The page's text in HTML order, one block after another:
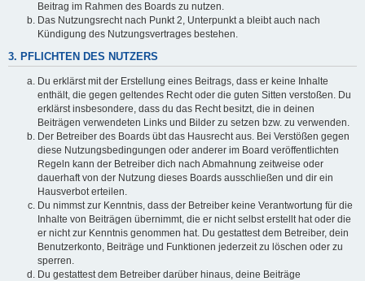
Beitrag im Rahmen des Boards zu nutzen.
Das Nutzungsrecht nach Punkt 2, Unterpunkt a bleibt auch nach
Kündigung des Nutzungsvertrages bestehen.
3. PFLICHTEN DES NUTZERS
Du erklärst mit der Erstellung eines Beitrags, dass er keine Inhalte
enthält, die gegen geltendes Recht oder die guten Sitten verstoßen. Du
erklärst insbesondere, dass du das Recht besitzt, die in deinen
Beiträgen verwendeten Links und Bilder zu setzen bzw. zu verwenden.
Der Betreiber des Boards übt das Hausrecht aus. Bei Verstößen gegen
diese Nutzungsbedingungen oder anderer im Board veröffentlichten
Regeln kann der Betreiber dich nach Abmahnung zeitweise oder
dauerhaft von der Nutzung dieses Boards ausschließen und dir ein
Hausverbot erteilen.
Du nimmst zur Kenntnis, dass der Betreiber keine Verantwortung für die
Inhalte von Beiträgen übernimmt, die er nicht selbst erstellt hat oder die
er nicht zur Kenntnis genommen hat. Du gestattest dem Betreiber, dein
Benutzerkonto, Beiträge und Funktionen jederzeit zu löschen oder zu
sperren.
Du gestattest dem Betreiber darüber hinaus, deine Beiträge